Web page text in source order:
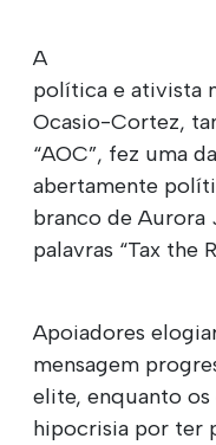
A
política e ativista
Ocasio-Cortez,
“AOC”, fez uma
abertamente
branco de Aurora
palavras “Tax the
Apoiadores
mensagem
elite, enquanto
hipocrisia por ter